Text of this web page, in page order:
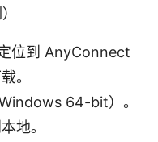
位到 AnyConnect
。
64-bit）。
地。